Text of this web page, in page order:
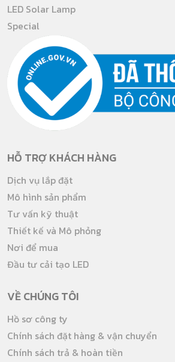
LED Solar Lamp
Special
HỖ TRỢ KHÁCH HÀNG
Dịch vụ lắp đặt
Mô hình sản phẩm
Tư vấn kỹ thuật
Thiết kế và Mô phỏng
Nơi để mua
Đầu tư cải tạo LED
VỀ CHÚNG TÔI
Hồ sơ công ty
Chính sách đặt hàng & vận chuyển
Chính sách trả & hoàn tiền